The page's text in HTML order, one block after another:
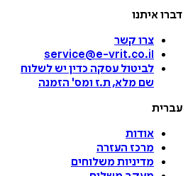
דברו איתנו
צרו קשר
service@e-vrit.co.il
לביטול עסקה כדין יש לשלוח
שם מלא, ת.ז ומס' הזמנה
עברית
אודות
מרכז העזרה
מדיניות משלוחים